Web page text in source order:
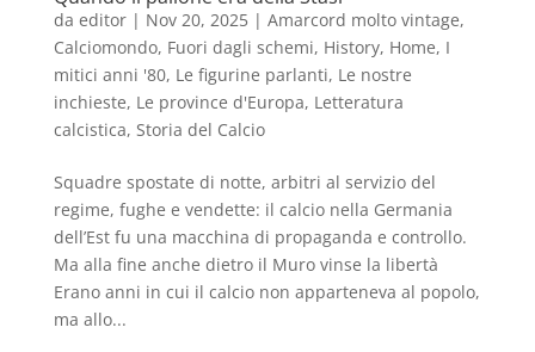
da editor| Nov 20, 2025| Amarcord molto vintage,
Calciomondo, Fuori dagli schemi, History, Home, I
mitici anni '80, Le figurine parlanti, Le nostre
inchieste, Le province d'Europa, Letteratura
calcistica, Storia del Calcio
Squadre spostate di notte, arbitri al servizio del
regime, fughe e vendette: il calcio nella Germania
dell’Est fu una macchina di propaganda e controllo.
Ma alla fine anche dietro il Muro vinse la libertà
Erano anni in cui il calcio non apparteneva al popolo,
ma allo...